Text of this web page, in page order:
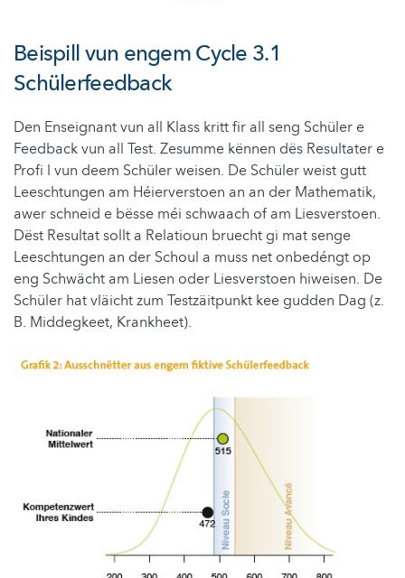
Beispill vun engem Cycle 3.1
Schülerfeedback
Den Enseignant vun all Klass kritt fir all seng Schüler e
Feedback vun all Test. Zesumme kënnen dës Resultater e
Profi l vun deem Schüler weisen. De Schüler weist gutt
Leeschtungen am Héierverstoen an an der Mathematik,
awer schneid e bësse méi schwaach of am Liesverstoen.
Dëst Resultat sollt a Relatioun bruecht gi mat senge
Leeschtungen an der Schoul a muss net onbedéngt op
eng Schwächt am Liesen oder Liesverstoen hiweisen. De
Schüler hat vläicht zum Testzäitpunkt kee gudden Dag (z.
B. Middegkeet, Krankheet).